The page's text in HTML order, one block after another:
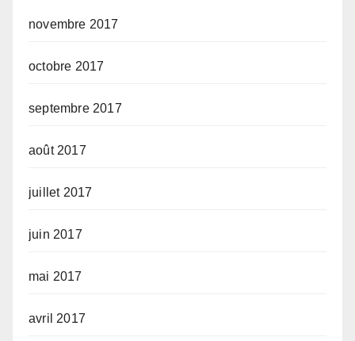
novembre 2017
octobre 2017
septembre 2017
août 2017
juillet 2017
juin 2017
mai 2017
avril 2017